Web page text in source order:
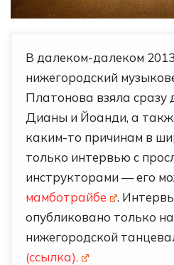
В далеком-далеком
нижегородский
Платонова взяла
Дианы и Йоанди, а
каким-то причинам в
только интервью с
инструкторами — его
мамботрайбе
.
опубликовано только
нижегородской
(ссылка).